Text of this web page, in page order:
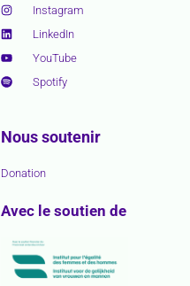
Instagram
LinkedIn
YouTube
Spotify
Nous soutenir
Donation
Avec le soutien de